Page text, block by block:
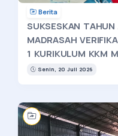
Berita
SUKSESKAN TAHUN
MADRASAH
1 KURIKULUM KKM
Senin, 20 Juli 2026